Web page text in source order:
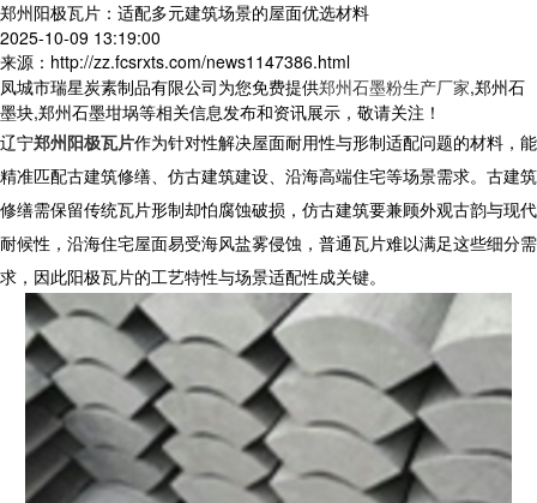
郑州阳极瓦片：适配多元建筑场景的屋面优选材料
2025-10-09 13:19:00
来源：http://zz.fcsrxts.com/news1147386.html
凤城市瑞星炭素制品有限公司为您免费提供郑州石墨粉生产厂家,郑州石
墨块,郑州石墨坩埚等相关信息发布和资讯展示，敬请关注！
辽宁郑州阳极瓦片作为针对性解决屋面耐用性与形制适配问题的材料，能
精准匹配古建筑修缮、仿古建筑建设、沿海高端住宅等场景需求。古建筑
修缮需保留传统瓦片形制却怕腐蚀破损，仿古建筑要兼顾外观古韵与现代
耐候性，沿海住宅屋面易受海风盐雾侵蚀，普通瓦片难以满足这些细分需
求，因此阳极瓦片的工艺特性与场景适配性成关键。